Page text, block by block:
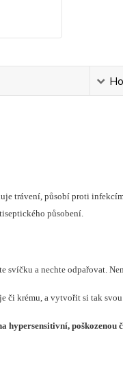
trávení, působí proti
působení.
svíčku a nechte odpařovat.
či krému, a vytvořit si tak
hypersensitivní,